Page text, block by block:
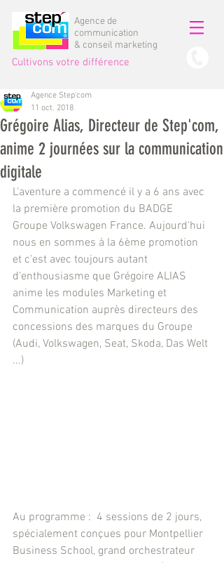
Agence de
communication
& conseil marketing
Cultivons votre différence
Grégoire Alias, Directeur de Step'com,
anime 2 journées sur la communication
digitale
Agence Step'com
11 oct. 2018
L'aventure a commencé il y a 6 ans avec
la première promotion du BADGE
Groupe Volkswagen France. Aujourd'hui
nous en sommes à la 6ème promotion
et c'est avec toujours autant
d'enthousiasme que Grégoire ALIAS
anime les modules Marketing et
Communication auprès directeurs des
concessions des marques du Groupe
(Audi, Volkswagen, Seat, Skoda, Das Welt
...)
Au programme :  4 sessions de 2 jours,
spécialement conçues pour Montpellier
Business School, grand orchestrateur